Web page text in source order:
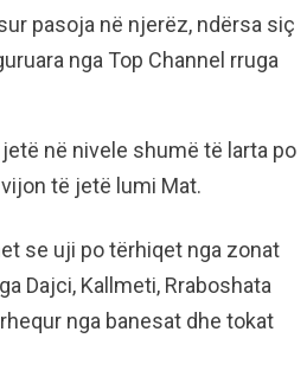
pasoja në njerëz, ndërsa siç
nga Top Channel rruga
në nivele shumë të larta po
të jetë lumi Mat.
se uji po tërhiqet nga zonat
Dajci, Kallmeti, Rraboshata
nga banesat dhe tokat